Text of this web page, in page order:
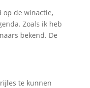
op de winactie,
Zoals ik heb
bekend. De
te kunnen